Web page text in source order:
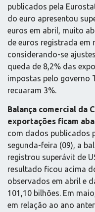
publicados pela
do euro apresentou
euros em abril, muito
de euros registrada em
considerando-se
queda de 8,2% das
impostas pelo governo
recuaram 3%.
Balança comercial da
exportações ficam
com dados publicados
segunda-feira (09), a
registrou superávit de
resultado ficou acima
observados em abril e
101,10 bilhões. Em
em relação ao ano